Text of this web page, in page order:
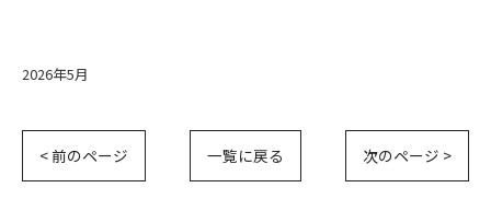
2026年5月
< 前のページ 一覧に戻る 次のページ >